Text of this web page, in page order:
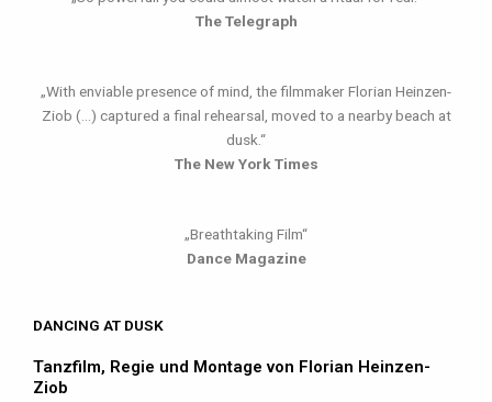
The Telegraph
„With enviable presence of mind, the filmmaker Florian Heinzen-
Ziob (…) captured a final rehearsal, moved to a nearby beach at
dusk.“
The New York Times
„Breathtaking Film“
Dance Magazine
DANCING AT DUSK
Tanzfilm, Regie und Montage von Florian Heinzen-
Ziob